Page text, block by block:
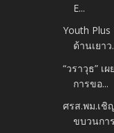
E...
Youth
ด้านเยาว
“วราวุธ” เ
การขอ...
ศรส.พม.เชิ
ขบวนกา